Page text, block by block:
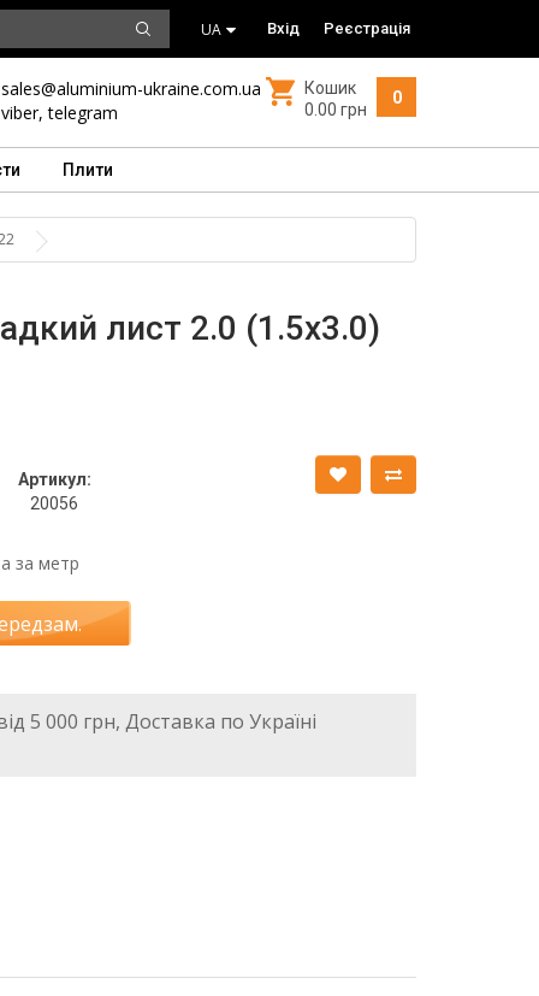
UA Вхід Реєстрація
sales@aluminium-ukraine.com.ua
viber,telegram
0
Кошик
0.00 грн
Плити
лист 2.0 (1.5х3.0)
Артикул:
20056
за метр
5 000 грн, Доставка по Україні